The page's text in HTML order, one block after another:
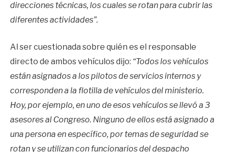
direcciones técnicas, los cuales se rotan para cubrir las
diferentes actividades”.
Al ser cuestionada sobre quién es el responsable
directo de ambos vehículos dijo: “Todos los vehículos
están asignados a los pilotos de servicios internos y
corresponden a la flotilla de vehículos del ministerio.
Hoy, por ejemplo, en uno de esos vehículos se llevó a 3
asesores al Congreso. Ninguno de ellos está asignado a
una persona en específico, por temas de seguridad se
rotan y se utilizan con funcionarios del despacho